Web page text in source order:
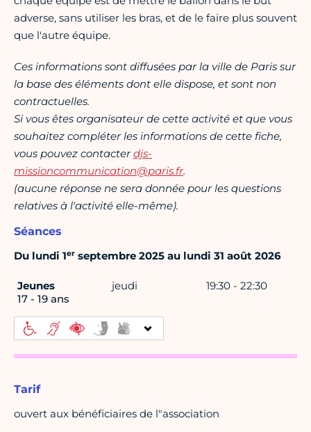
adverse, sans utiliser les bras, et de le faire plus souvent
que l'autre équipe.
Ces informations sont diffusées par la ville de Paris sur
la base des éléments dont elle dispose, et sont non
contractuelles.
Si vous êtes organisateur de cette activité et que vous
souhaitez compléter les informations de cette fiche,
vous pouvez contacterdjs-
missioncommunication@paris.fr.
(aucune réponse ne sera donnée pour les questions
relatives à l'activité elle-même).
Séances
Du lundi 1er septembre 2025 au lundi 31 août 2026
Jeunes
17 - 19 ans
jeudi 19:30 - 22:30
Tarif
ouvert aux bénéficiaires de l"association